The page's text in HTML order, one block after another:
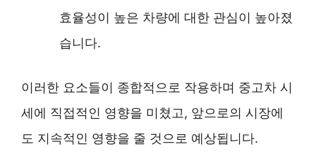
효율성이 높은 차량에 대한 관심이 높아졌
습니다.
이러한 요소들이 종합적으로 작용하며 중고차 시
세에 직접적인 영향을 미쳤고, 앞으로의 시장에
도 지속적인 영향을 줄 것으로 예상됩니다.